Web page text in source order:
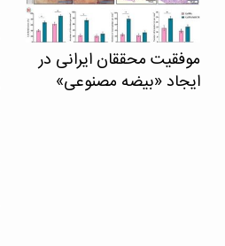
موفقیت محققان ایرانی در
ایجاد «بیضه مصنوعی»